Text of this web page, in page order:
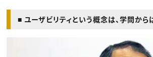
■ ユーザビリティという概念は、学問から